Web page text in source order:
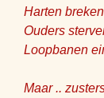
Harten breken
Ouders
Loopbanen
Maar ..